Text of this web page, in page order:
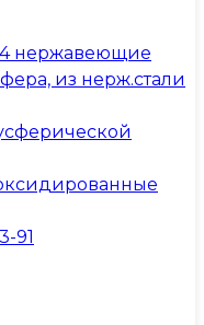
нержавеющие
из нерж.стали
91